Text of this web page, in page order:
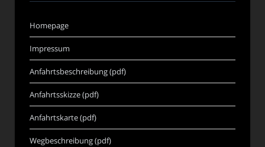
Homepage
Impressum
Anfahrtsbeschreibung (pdf)
Anfahrtsskizze (pdf)
Anfahrtskarte (pdf)
Wegbeschreibung (pdf)